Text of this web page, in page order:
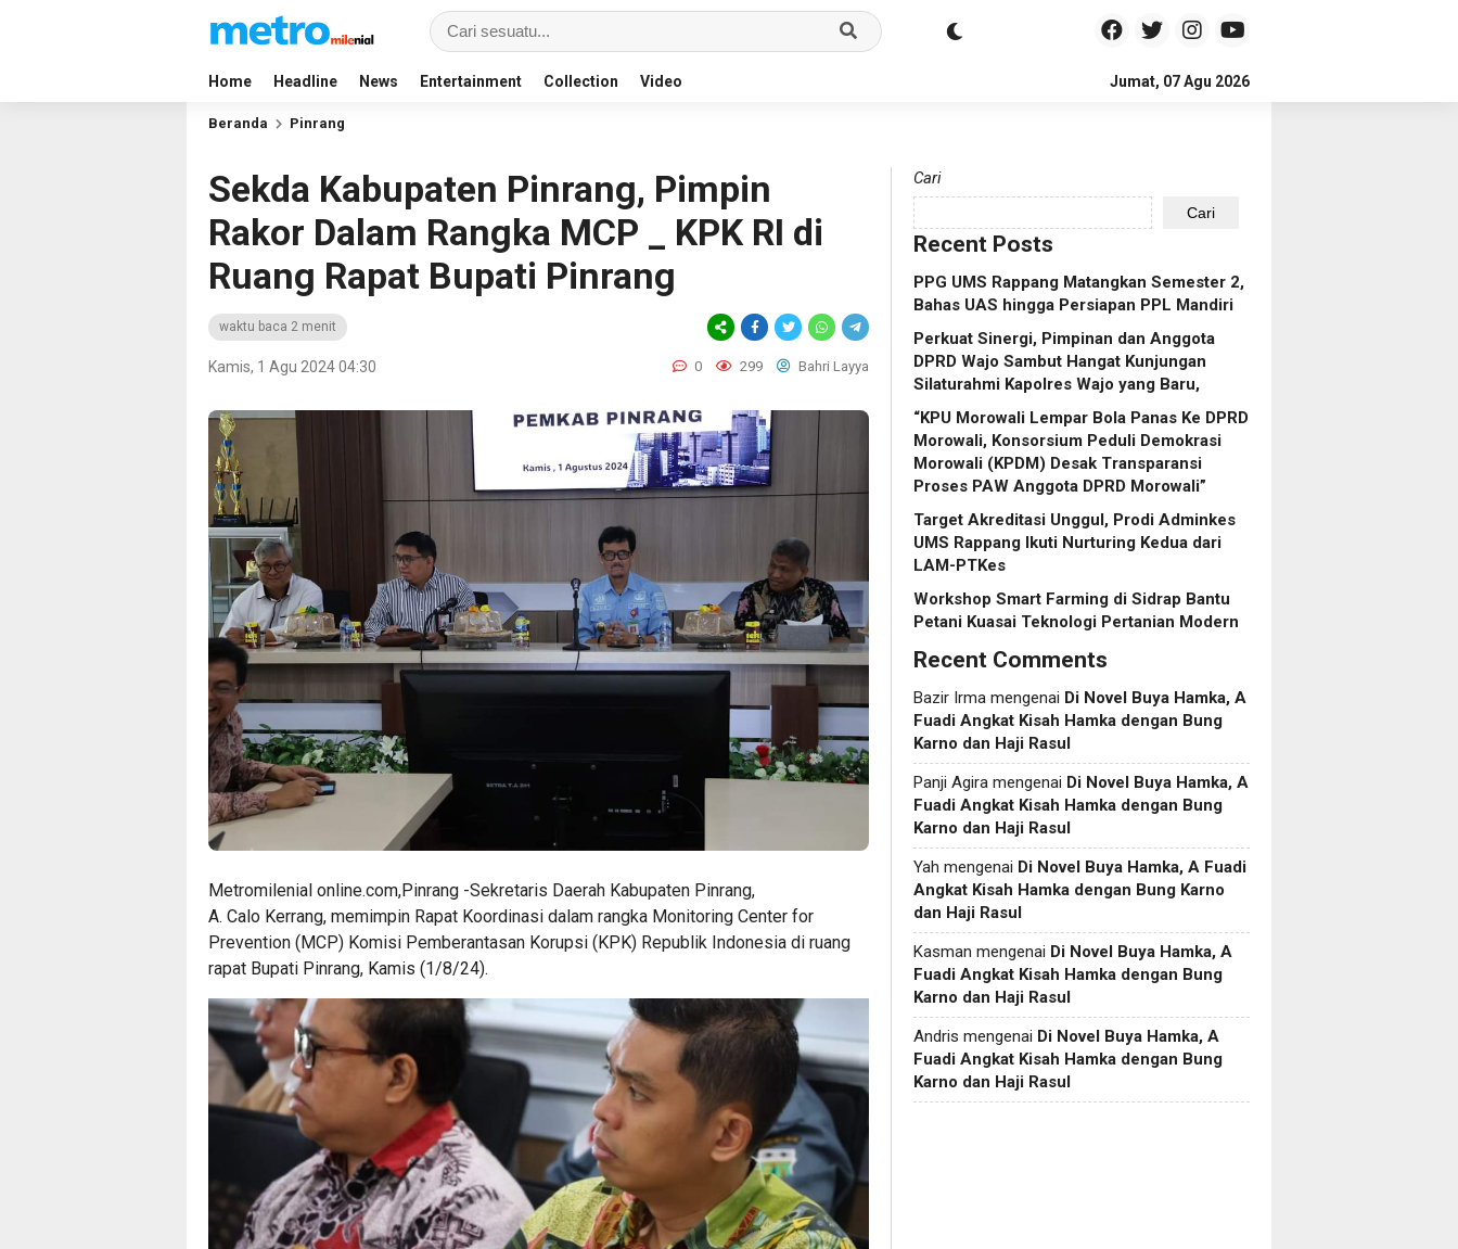
Home Headline News Entertainment Collection Video Jumat, 07 Agu 2026
Beranda Pinrang
Sekda Kabupaten Pinrang, Pimpin
Rakor Dalam Rangka MCP _ KPK RI di
Ruang Rapat Bupati Pinrang
waktu baca 2 menit
Kamis, 1 Agu 2024 04:30 0 299 Bahri Layya
Metromilenial online.com,Pinrang -Sekretaris Daerah Kabupaten Pinrang,
A. Calo Kerrang, memimpin Rapat Koordinasi dalam rangka Monitoring Center for
Prevention (MCP) Komisi Pemberantasan Korupsi (KPK) Republik Indonesia di ruang
rapat Bupati Pinrang, Kamis (1/8/24).
Cari
Cari
Recent Posts
PPG UMS Rappang Matangkan Semester 2,
Bahas UAS hingga Persiapan PPL Mandiri
Perkuat Sinergi, Pimpinan dan Anggota
DPRD Wajo Sambut Hangat Kunjungan
Silaturahmi Kapolres Wajo yang Baru,
“KPU Morowali Lempar Bola Panas Ke DPRD
Morowali, Konsorsium Peduli Demokrasi
Morowali (KPDM) Desak Transparansi
Proses PAW Anggota DPRD Morowali”
Target Akreditasi Unggul, Prodi Adminkes
UMS Rappang Ikuti Nurturing Kedua dari
LAM-PTKes
Workshop Smart Farming di Sidrap Bantu
Petani Kuasai Teknologi Pertanian Modern
Recent Comments
Bazir Irma mengenai Di Novel Buya Hamka, A
Fuadi Angkat Kisah Hamka dengan Bung
Karno dan Haji Rasul
Panji Agira mengenai Di Novel Buya Hamka, A
Fuadi Angkat Kisah Hamka dengan Bung
Karno dan Haji Rasul
Yah mengenai Di Novel Buya Hamka, A Fuadi
Angkat Kisah Hamka dengan Bung Karno
dan Haji Rasul
Kasman mengenai Di Novel Buya Hamka, A
Fuadi Angkat Kisah Hamka dengan Bung
Karno dan Haji Rasul
Andris mengenai Di Novel Buya Hamka, A
Fuadi Angkat Kisah Hamka dengan Bung
Karno dan Haji Rasul